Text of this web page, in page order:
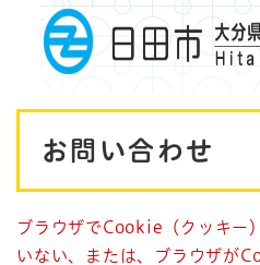
メニューを飛
お問い合わせ
ブラウザでCookie（クッキー
いない、または、ブラウザが